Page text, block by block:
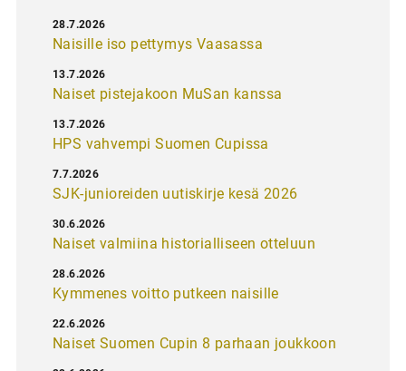
Naisille iso pettymys Vaasassa
28.7.2026
Naiset pistejakoon MuSan kanssa
13.7.2026
HPS vahvempi Suomen Cupissa
13.7.2026
SJK-junioreiden uutiskirje kesä 2026
7.7.2026
Naiset valmiina historialliseen otteluun
30.6.2026
Kymmenes voitto putkeen naisille
28.6.2026
Naiset Suomen Cupin 8 parhaan joukkoon
22.6.2026